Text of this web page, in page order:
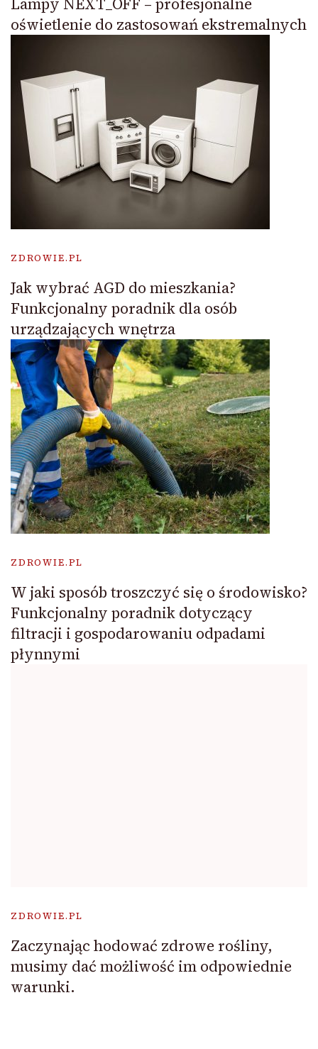
oświetlenie do zastosowań ekstremalnych
ZDROWIE.PL
Jak wybrać AGD do mieszkania?
Funkcjonalny poradnik dla osób
urządzających wnętrza
ZDROWIE.PL
W jaki sposób troszczyć się o środowisko?
Funkcjonalny poradnik dotyczący
filtracji i gospodarowaniu odpadami
płynnymi
ZDROWIE.PL
Zaczynając hodować zdrowe rośliny,
musimy dać możliwość im odpowiednie
warunki.